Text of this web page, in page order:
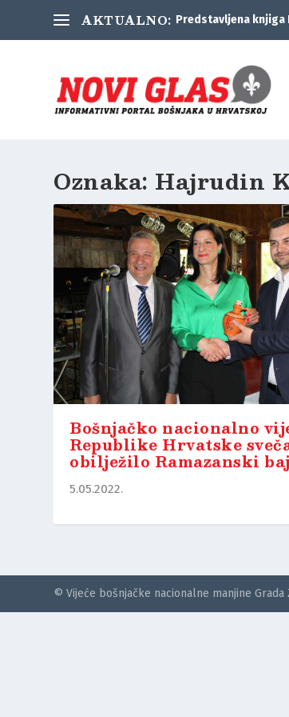
AKTUALNO: Predstavljena knjiga
Oznaka: Hajrudin
Bošnjačko nacionalno
Republike Hrvatske
obilježilo Ramazanski
5.05.2022.
© Vijeće bošnjačke nacionalne manjine Grada